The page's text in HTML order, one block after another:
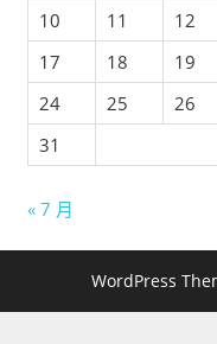
10
11 12
17
18 19
24
25 26
31
« 7 月
WordPress